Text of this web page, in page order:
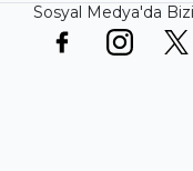
Sosyal Medya'da